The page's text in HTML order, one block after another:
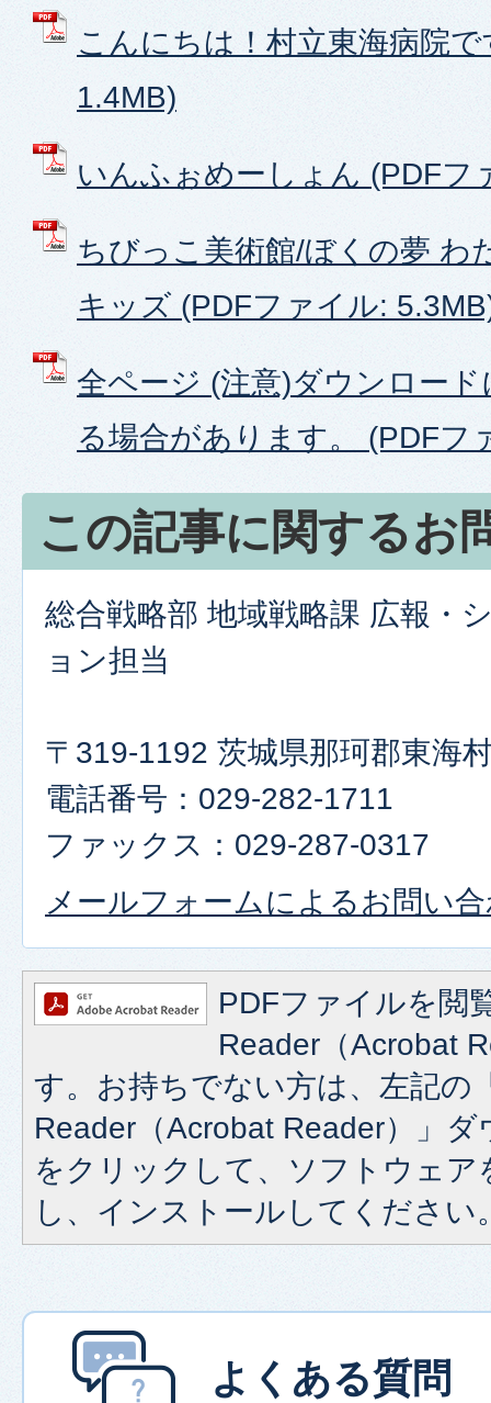
こんにちは！村立東海病院
1.4MB)
いんふぉめーしょん (PDFフ
ちびっこ美術館/ぼくの夢 わ
キッズ (PDFファイル:
全ページ (注意)ダウンロー
る場合があります。 (PDFフ
この記事に関するお
総合戦略部 地域戦略課 広報・
ョン担当
〒319-1192 茨城県那珂郡東海
電話番号：029-282-1711
ファックス：029-287-0317
メールフォームによるお問い
PDFファイルを閲
Reader（Acrobat
す。お持ちでない方は、左記の
Reader（Acrobat Reader）」
をクリックして、ソフトウェア
し、インストールしてください
よくある質問